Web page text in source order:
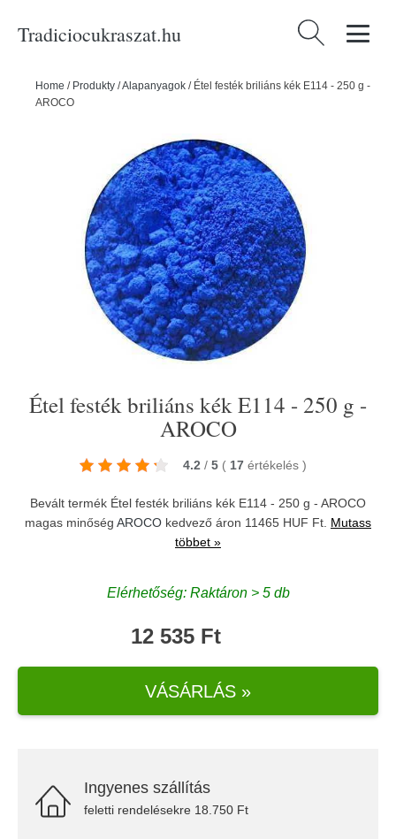
Tradiciocukraszat.hu Keresés:
Home / Produkty /Alapanyagok / Étel festék briliáns kék E114 - 250 g -
AROCO
Étel festék briliáns kék E114 - 250 g -
AROCO
4.2 / 5 ( 17 értékelés )
Bevált termék Étel festék briliáns kék E114 - 250 g - AROCO
magas minőség AROCO kedvező áron 11465 HUF Ft. Mutass
többet »
Elérhetőség: Raktáron > 5 db
12 535 Ft
VÁSÁRLÁS »
Ingyenes szállítás
feletti rendelésekre 18.750 Ft